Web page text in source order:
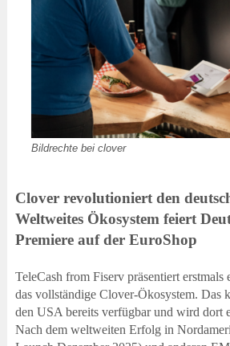
Bildrechte bei clover
Clover revolutioniert den
Weltweites Ökosystem feiert
Premiere auf der EuroShop
TeleCash from Fiserv präsentiert
das vollständige Clover-Ökosystem. Das
den USA bereits verfügbar und wird dort
Nach dem weltweiten Erfolg in